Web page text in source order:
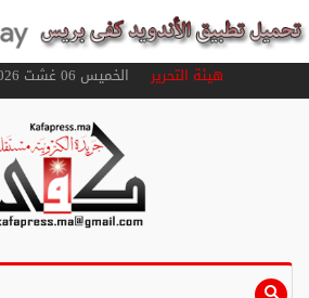
هيئة التحريرالخميس 06 غشت 2026 العدد : 5490